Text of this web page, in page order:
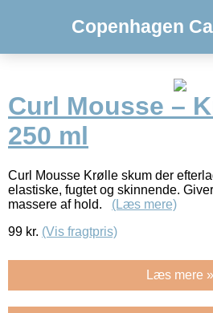
Copenhagen
Curl Mousse –
250 ml
Curl Mousse Krølle skum der
elastiske, fugtet og skinnende.
massere af hold. (Læs mere)
99 kr. (Vis fragtpris)
Læs mere »